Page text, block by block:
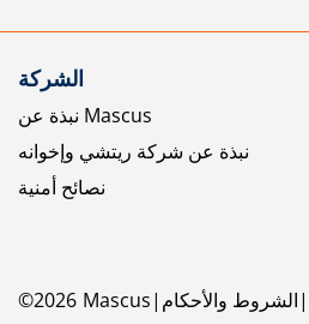
الشركة
نبذة عن Mascus
نبذة عن شركة ريتشي وإخوانه
نصائح أمنية
©2026 Mascus الشروط والأحكام